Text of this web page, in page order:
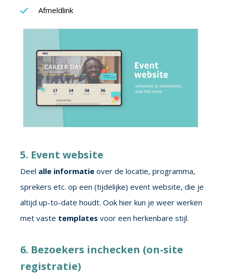
Afmeldlink
5. Event website
Deel alle informatie over de locatie, programma,
sprekers etc. op een (tijdelijke) event website, die je
altijd up-to-date houdt. Ook hier kun je weer werken
met vaste templates voor een herkenbare stijl.
6. Bezoekers inchecken (on-site
registratie)